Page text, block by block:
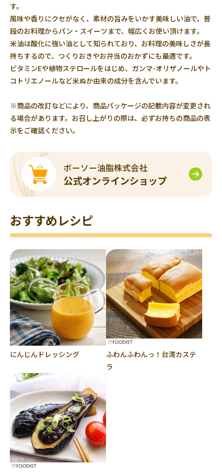
す。
風味や香りにクセがなく、素材の旨みをいかす美味しい油で、普
段のお料理からパン・スイーツまで、幅広くお使い頂けます。
米油は酸化に強い油として知られており、お料理の美味しさが長
持ちするので、つくりおきやお弁当のおかずにも最適です。
ビタミンEや植物ステロールをはじめ、ガンマ-オリザノールやト
コトリエノールなど米ぬか由来の成分を含んでいます。
※商品の改訂などにより、商品パッケージの記載内容が変更され
る場合があります。お召し上がりの際は、必ずお持ちの商品の表
示をご確認ください。
ボーソー油脂株式会社
公式オンラインショップ
おすすめレシピ
にんじんドレッシング
ふわんふわんっ！台湾カステ
ラ